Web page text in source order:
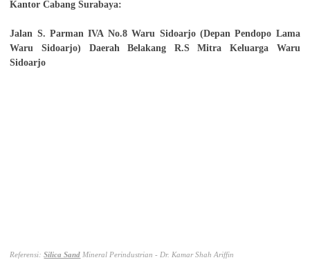
Kantor Cabang Surabaya:
Jalan S. Parman IVA No.8 Waru Sidoarjo (Depan Pendopo Lama
Waru Sidoarjo) Daerah Belakang R.S Mitra Keluarga Waru
Sidoarjo
Referensi: Silica Sand Mineral Perindustrian - Dr. Kamar Shah Ariffin